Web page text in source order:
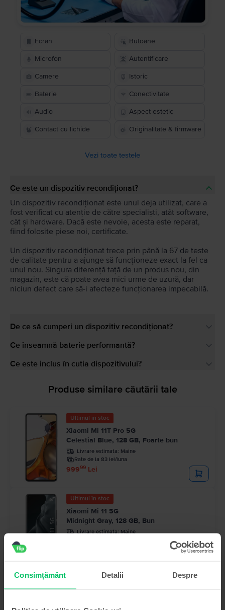
Consimțământ Detalii Despre
Ecran Butoane
Microfon Autentificare
Camere Istoric
Baterie Conectivitate
Audio Aspect estetic
Contact cu lichide Originalitate & firmware
Vezi toate testele
Ce este un dispozitiv recondiționat?
Un dispozitiv recondiționat este unul deja utilizat, care a
fost verificat cu atenție de către specialiști, atât software,
cât și hardware. Dacă este nevoie, acesta este reparat,
fiind folosite piese noi, certificate.
Un dispozitiv recondiționat trece prin până la 67 de teste
de calitate pentru a ajunge să funcționeze exact la fel ca
unul nou. Singura diferență față de un produs nou, din
magazin, este că poate avea mici urme de uzură, dar
niciun defect care să-i afecteze funcționarea impecabilă.
De ce să cumperi un dispozitiv recondiționat?
Ce înseamnă baterie performantă?
Ce este inclus în cutia dispozitivului?
Produse similare căutării tale
Ultimul în stoc
Xiaomi Mi 11T Pro 5G
Celestial Blue, 128 GB, Foarte bun
Livrare estimata: Maine
Rate de la 83 lei/luna
99999 Lei
Ultimul în stoc
Xiaomi Mi 11 5G
Midnight Gray, 128 GB, Bun
Livrare estimata: Maine